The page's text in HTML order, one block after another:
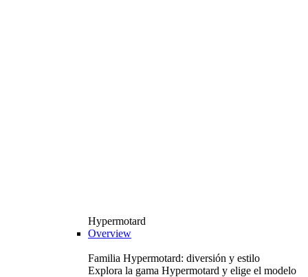
Hypermotard
Overview
Familia Hypermotard: diversión y estilo
Explora la gama Hypermotard y elige el modelo